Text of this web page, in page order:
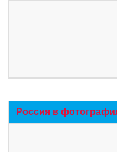
Россия в